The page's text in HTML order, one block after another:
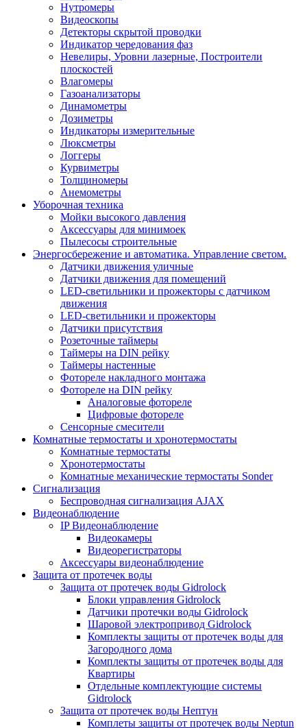
Нутромеры
Видеоскопы
Детекторы скрытой проводки
Индикатор чередования фаз
Невелиры, Уровни лазерные, Построители
плоскостей
Влагомеры
Газоанализаторы
Динамометры
Дозиметры
Индикаторы измерительные
Люксметры
Логгеры
Курвиметры
Толщиномеры
Анемометры
Уборочная техника
Мойки высокого давления
Аксессуары для минимоек
Пылесосы строительные
Энергосбережение и автоматика. Управление светом.
Датчики движения уличные
Датчики движения для помещений
LED-светильники и прожекторы с датчиком
движения
LED-светильники и прожекторы
Датчики присутствия
Розеточные таймеры
Таймеры на DIN рейку
Таймеры настенные
Фотореле накладного монтажа
Фотореле на DIN рейку
Аналоговые фотореле
Цифровые фотореле
Сенсорные смесители
Комнатные термостаты и хронотермостаты
Комнатные термостаты
Хронотермостаты
Комнатные механические термостаты Sonder
Сигнализация
Беспроводная сигнализация AJAX
Видеонаблюдение
IP Видеонаблюдение
Видеокамеры
Видеорегистраторы
Аксессуары видеонаблюдение
Защита от протечек воды
Защита от протечек воды Gidrolock
Блоки управления Gidrolock
Датчики протечки воды Gidrolock
Шаровой электропривод Gidrolock
Комплекты защиты от протечек воды для
Загородного дома
Комплекты защиты от протечек воды для
Квартиры
Отдельные комплектующие системы
Gidrolock
Защита от протечек воды Нептун
Комплеты защиты от протечек воды Neptun